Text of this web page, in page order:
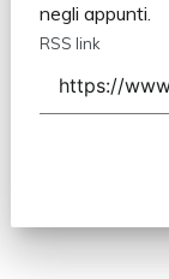
negli appunti.
RSS link